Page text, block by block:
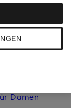
für Damen
Damen
Damen